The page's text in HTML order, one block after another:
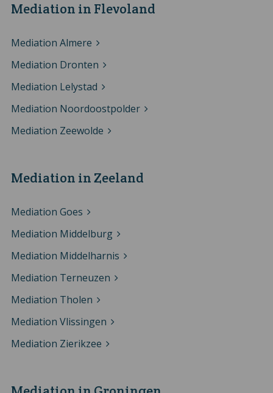
Mediation in Flevoland
Mediation Almere
Mediation Dronten
Mediation Lelystad
Mediation Noordoostpolder
Mediation Zeewolde
Mediation in Zeeland
Mediation Goes
Mediation Middelburg
Mediation Middelharnis
Mediation Terneuzen
Mediation Tholen
Mediation Vlissingen
Mediation Zierikzee